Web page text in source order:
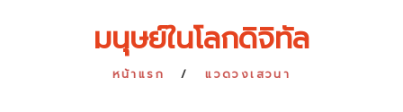
มนุษย์ในโลกดิจิทัล
หน้าแรก แวดวงเสวนา